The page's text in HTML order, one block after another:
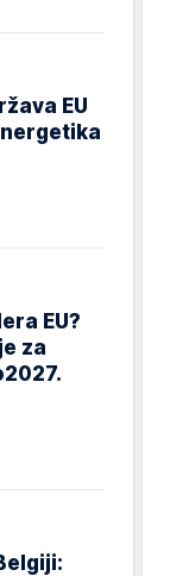
EU
EU?
za